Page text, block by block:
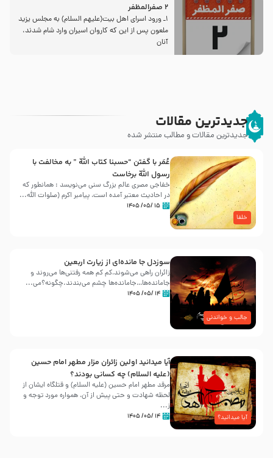
2 صفرالمظفر
1ـ ورود اسراى اهل بیت‌(علیهم السلام) به مجلس یزید
ملعون پس از این كه كاروان اسیران وارد شام شدند،
آنان
جدیدترین مقالات
جدیدترین مقالات و مطالب منتشر شده
خلفا
عُمَر با گفتن “حسبنا كتاب اللّه ” به مخالفت با
رسول اللّه برخاست
خفاجی مصری عالم بزرگ سنی می‌نویسد : همانطور که
در احادیث معتبر آمده است، پیامبر اکرم (صلوات اللّه...
۱۵ /۰۵/ ۱۴۰۵
جالب و خواندنی
سوزدل جا مانده‌ای از زیارت اربعین
زائران راهی می‌شوند،کم‌ کم همه رفتنی‌ها می‌روند و
جامانده‌ها…جامانده‌ها چشم می‌بندند.چگونه؟می‌...
۱۴ /۰۵/ ۱۴۰۵
آیا میدانید؟
آیا میدانید اولین زائران مزار مطهر امام حسین
(علیه السلام) چه کسانی بودند؟
مرقد مطهر امام حسین (علیه السلام) و قتلگاه ایشان از
لحظه شهادت و حتی پیش از آن، همواره مورد توجه و
ز...
۱۴ /۰۵/ ۱۴۰۵